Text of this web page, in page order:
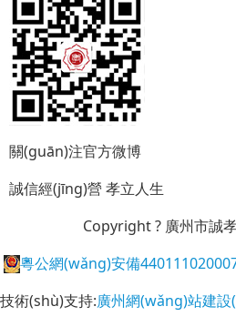
關(guān)注官方微博
誠信經(jīng)營孝立人生
Copyright ? 廣州市誠
粵公網(wǎng)安備
技術(shù)支持:廣州網(wǎng)站建設